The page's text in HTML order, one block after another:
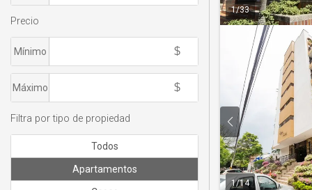
1/33
1/14
Precio
Mínimo
Máximo
Filtra por tipo de propiedad
Todos
Apartamentos